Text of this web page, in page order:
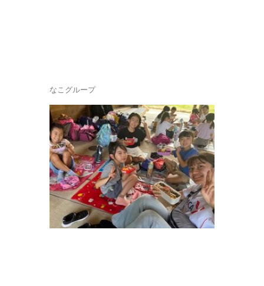
なこグループ